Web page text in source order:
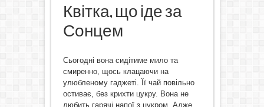
Квітка, що іде за
Сонцем
Сьогодні вона сидітиме мило та
смиренно, щось клацаючи на
улюбленому гаджеті. Її чай повільно
остиває, без крихти цукру. Вона не
любить гарячі напої з цукром. Адже